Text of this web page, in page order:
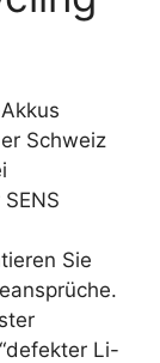
Schweiz
Sie
Li-